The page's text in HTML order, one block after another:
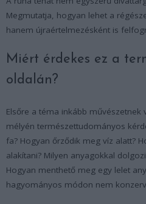
Megmutatja, hogyan lehet a
hanem újraértelmezésként is
Miért érdekes ez a
oldalán?
Elsőre a téma inkább művészetnek
mélyén természettudományos
fa? Hogyan őrződik meg víz alatt?
alakítani? Milyen anyagokkal
Hogyan menthető meg egy lelet
hagyományos módon nem